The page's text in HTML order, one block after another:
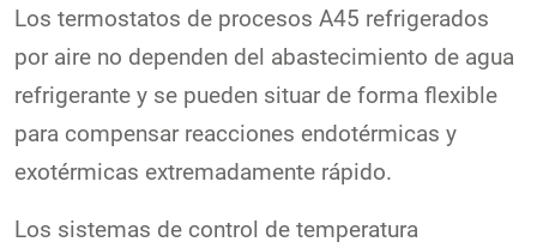
Los termostatos de procesos A45 refrigerados
por aire no dependen del abastecimiento de agua
refrigerante y se pueden situar de forma flexible
para compensar reacciones endotérmicas y
exotérmicas extremadamente rápido.
Los sistemas de control de temperatura